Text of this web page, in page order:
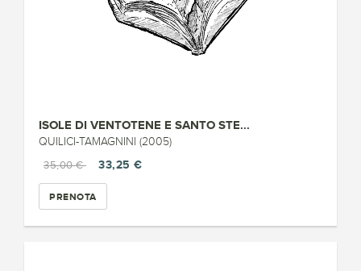
ISOLE DI VENTOTENE E SANTO STE...
QUILICI-TAMAGNINI (2005)
35,00 €
33,25 €
PRENOTA